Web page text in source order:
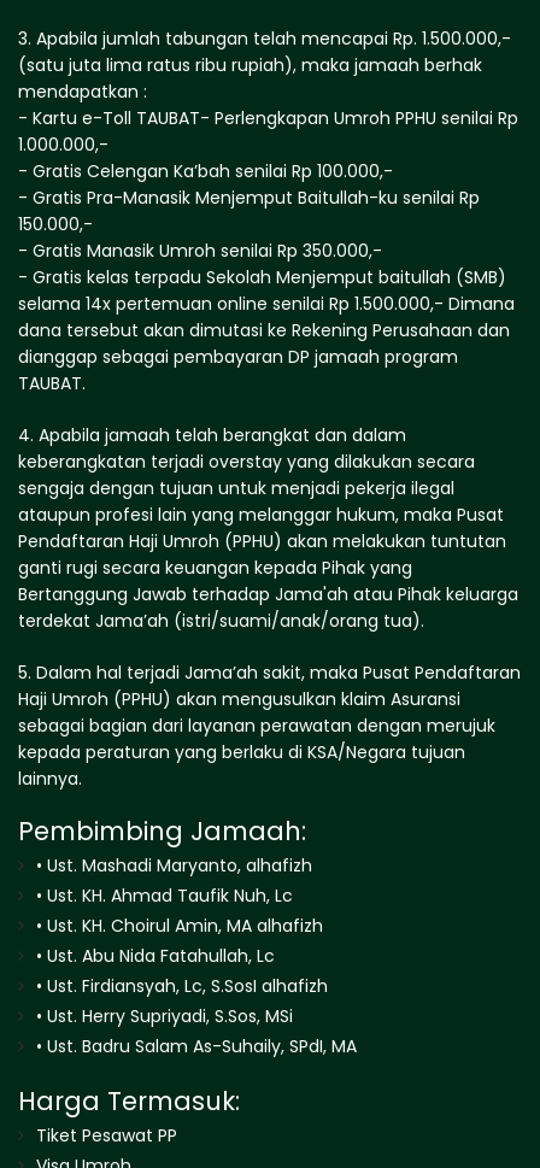
3. Apabila jumlah tabungan telah mencapai Rp. 1.500.000,-
(satu juta lima ratus ribu rupiah), maka jamaah berhak
mendapatkan :
- Kartu e-Toll TAUBAT- Perlengkapan Umroh PPHU senilai Rp
1.000.000,-
- Gratis Celengan Ka’bah senilai Rp 100.000,-
- Gratis Pra-Manasik Menjemput Baitullah-ku senilai Rp
150.000,-
- Gratis Manasik Umroh senilai Rp 350.000,-
- Gratis kelas terpadu Sekolah Menjemput baitullah (SMB)
selama 14x pertemuan online senilai Rp 1.500.000,- Dimana
dana tersebut akan dimutasi ke Rekening Perusahaan dan
dianggap sebagai pembayaran DP jamaah program
TAUBAT.
4. Apabila jamaah telah berangkat dan dalam
keberangkatan terjadi overstay yang dilakukan secara
sengaja dengan tujuan untuk menjadi pekerja ilegal
ataupun profesi lain yang melanggar hukum, maka Pusat
Pendaftaran Haji Umroh (PPHU) akan melakukan tuntutan
ganti rugi secara keuangan kepada Pihak yang
Bertanggung Jawab terhadap Jama'ah atau Pihak keluarga
terdekat Jama’ah (istri/suami/anak/orang tua).
5. Dalam hal terjadi Jama’ah sakit, maka Pusat Pendaftaran
Haji Umroh (PPHU) akan mengusulkan klaim Asuransi
sebagai bagian dari layanan perawatan dengan merujuk
kepada peraturan yang berlaku di KSA/Negara tujuan
lainnya.
Pembimbing Jamaah:
•⁠ ⁠Ust. Mashadi Maryanto, alhafizh
•⁠ ⁠Ust. KH. Ahmad Taufik Nuh, Lc
•⁠ ⁠Ust. KH. Choirul Amin, MA alhafizh
•⁠ ⁠Ust. Abu Nida Fatahullah, Lc
•⁠ ⁠Ust. Firdiansyah, Lc, S.SosI alhafizh
•⁠ ⁠Ust. Herry Supriyadi, S.Sos, MSi
•⁠ ⁠Ust. Badru Salam As-Suhaily, SPdI, MA
Harga Termasuk:
Tiket Pesawat PP